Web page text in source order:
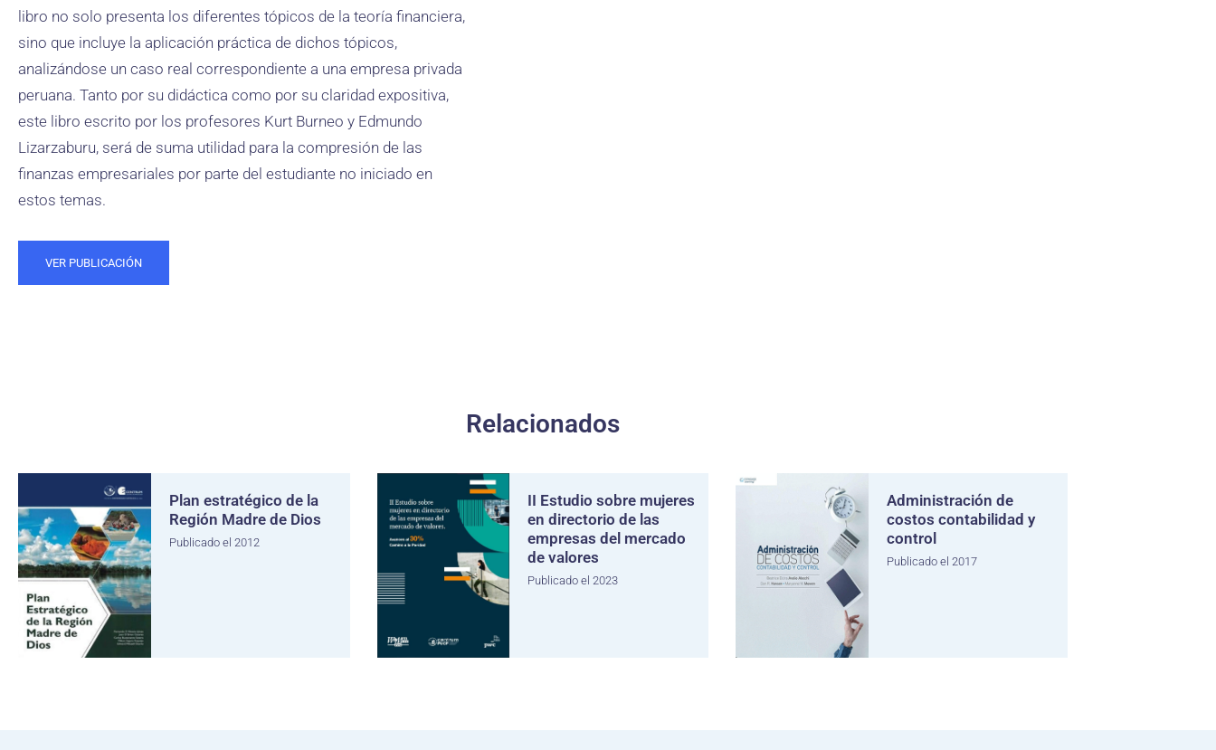
libro no solo presenta los diferentes tópicos de la teoría financiera,
sino que incluye la aplicación práctica de dichos tópicos,
analizándose un caso real correspondiente a una empresa privada
peruana. Tanto por su didáctica como por su claridad expositiva,
este libro escrito por los profesores Kurt Burneo y Edmundo
Lizarzaburu, será de suma utilidad para la compresión de las
finanzas empresariales por parte del estudiante no iniciado en
estos temas.
VER PUBLICACIÓN
Relacionados
Plan estratégico de la
Región Madre de Dios
Publicado el 2012
II Estudio sobre mujeres
en directorio de las
empresas del mercado
de valores
Publicado el 2023
Administración de
costos contabilidad y
control
Publicado el 2017